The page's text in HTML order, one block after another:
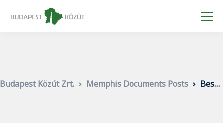
Budapest Közút Zrt. Memphis Documents Posts Beszerzési terv módosítás web_laminált padlóburkolat beszerzése